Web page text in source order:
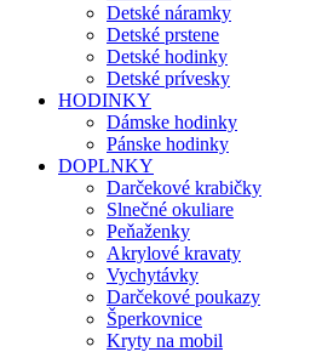
Detské náramky
Detské prstene
Detské hodinky
Detské prívesky
HODINKY
Dámske hodinky
Pánske hodinky
DOPLNKY
Darčekové krabičky
Slnečné okuliare
Peňaženky
Akrylové kravaty
Vychytávky
Darčekové poukazy
Šperkovnice
Kryty na mobil